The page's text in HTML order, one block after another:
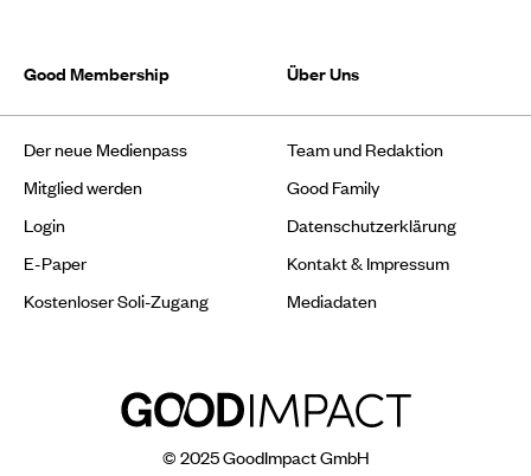
Good Membership
Der neue Medienpass
Mitglied werden
Login
E-Paper
Kostenloser Soli-Zugang
Über Uns
Team und Redaktion
Good Family
Datenschutzerklärung
Kontakt & Impressum
Mediadaten
© 2025 GoodImpact GmbH